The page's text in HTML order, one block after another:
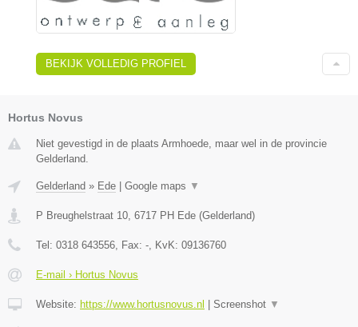
BEKIJK VOLLEDIG PROFIEL
Hortus Novus
Niet gevestigd in de plaats Armhoede, maar wel in de provincie
Gelderland.
Gelderland » Ede Google maps ▼
P Breughelstraat 10 6717 PH Ede (Gelderland)
Tel: 0318 643556 , Fax: - , KvK: 09136760
E-mail › Hortus Novus
Website: https://www.hortusnovus.nl Screenshot ▼